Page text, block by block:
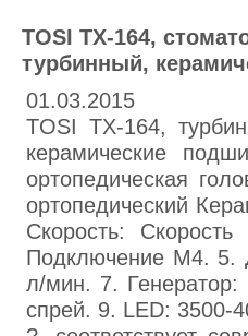
TOSI TX-164,
турбинный,
01.03.2015
TOSI TX-164,
керамические
ортопедическая
ортопедический
Скорость:
Подключение М4. 5.
л/мин. 7.
спрей. 9. LED: 3500-